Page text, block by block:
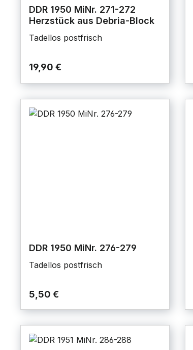
DDR 1950 MiNr. 271-272
Herzstück aus Debria-Block
Tadellos postfrisch
19,90 €
DDR 1950 MiNr. 276-279
Tadellos postfrisch
5,50 €